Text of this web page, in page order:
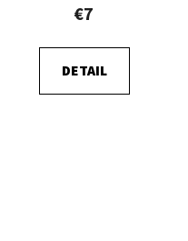
€7
DETAIL